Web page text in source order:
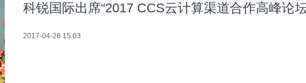
科锐国际出席“2017 CCS云计算渠道合作高峰论
2017-04-26 15:03